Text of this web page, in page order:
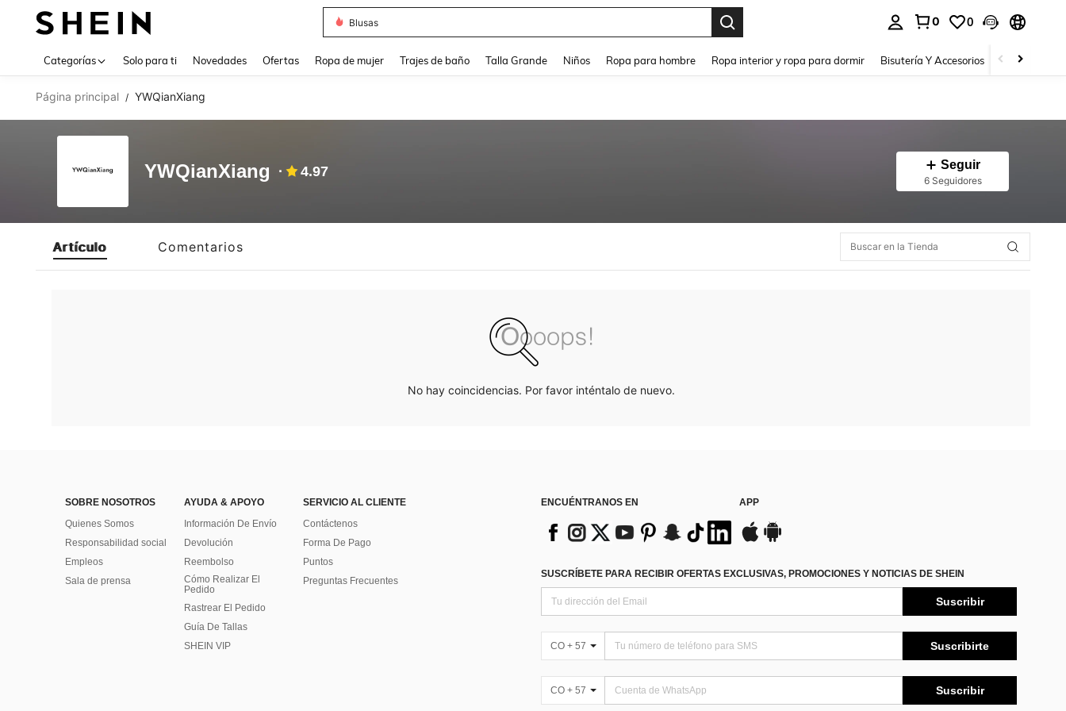
Blusas
0 0
Categorías Solo para ti Novedades Ofertas Ropa de mujer Trajes de baño Talla Grande Niños Ropa para hombre Ropa interior y ropa para dormir Bisutería Y Accesorios Zapatos
Página principal / YWQianXiang
YWQianXiang 4.97 Seguir
6 Seguidores
Artículo Comentarios
No hay coincidencias. Por favor inténtalo de nuevo.
SOBRE NOSOTROS
Quienes Somos
Responsabilidad social
Empleos
Sala de prensa
AYUDA & APOYO
Información De Envío
Devolución
Reembolso
Cómo Realizar El
Pedido
Rastrear El Pedido
Guía De Tallas
SHEIN VIP
SERVICIO AL CLIENTE
Contáctenos
Forma De Pago
Puntos
Preguntas Frecuentes
ENCUÉNTRANOS EN APP
SUSCRÍBETE PARA RECIBIR OFERTAS EXCLUSIVAS, PROMOCIONES Y NOTICIAS DE SHEIN
Suscribir
CO + 57 Suscribirte
CO + 57 Suscribir